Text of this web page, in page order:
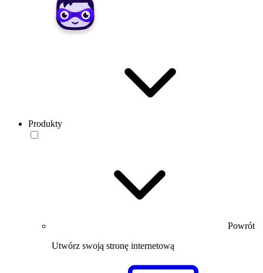
Produkty
Powrót
Utwórz swoją stronę internetową